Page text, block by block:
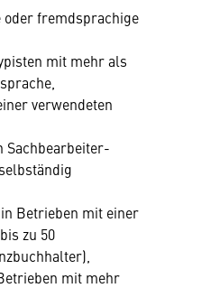
fremdsprachige
mit mehr als
verwendeten
Sachbearbeiter-
Betrieben mit einer
zu 50
mit mehr